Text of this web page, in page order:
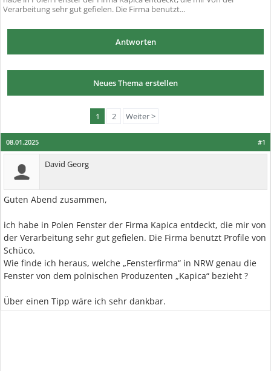
Verarbeitung sehr gut gefielen. Die Firma benutzt...
Antworten
Neues Thema erstellen
1 2 Weiter >
#1
08.01.2025
David Georg
Guten Abend zusammen,
ich habe in Polen Fenster der Firma Kapica entdeckt, die mir von
der Verarbeitung sehr gut gefielen. Die Firma benutzt Profile von
Schüco.
Wie finde ich heraus, welche „Fensterfirma“ in NRW genau die
Fenster von dem polnischen Produzenten „Kapica“ bezieht ?
Über einen Tipp wäre ich sehr dankbar.